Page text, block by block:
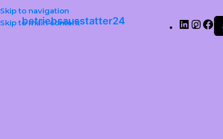
Skip to navigation
Skip to main content
betriebsausstatter24